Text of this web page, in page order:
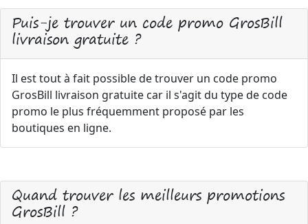
Puis-je trouver un code promo GrosBill
livraison gratuite ?
Il est tout à fait possible de trouver un code promo
GrosBill livraison gratuite car il s'agit du type de code
promo le plus fréquemment proposé par les
boutiques en ligne.
Quand trouver les meilleurs promotions
GrosBill ?